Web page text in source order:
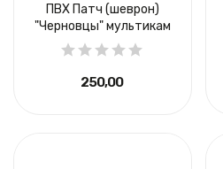
ПВХ Патч (шеврон)
"Черновцы" мультикам
250,00 ₴